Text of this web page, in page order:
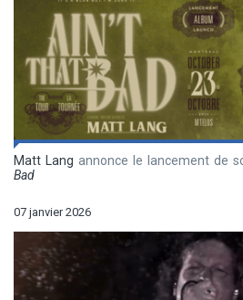
Matt Lang annonce le lancement de
Bad
07 janvier 2026